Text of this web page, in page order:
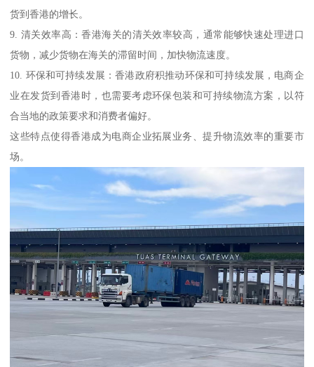
货到香港的增长。
9. 清关效率高：香港海关的清关效率较高，通常能够快速处理进口
货物，减少货物在海关的滞留时间，加快物流速度。
10. 环保和可持续发展：香港政府积推动环保和可持续发展，电商企
业在发货到香港时，也需要考虑环保包装和可持续物流方案，以符
合当地的政策要求和消费者偏好。
这些特点使得香港成为电商企业拓展业务、提升物流效率的重要市
场。